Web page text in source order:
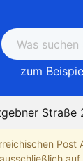
zum
Straße